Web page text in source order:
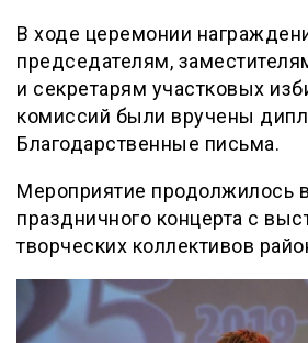
В ходе церемонии
председателям,
и секретарям участковых
комиссий были вручены
Благодарственные письма.
Мероприятие продолжилось
праздничного концерта с
творческих коллективов